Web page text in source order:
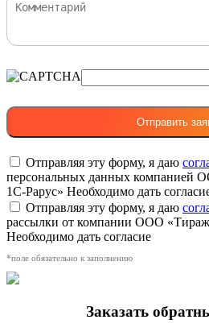
Отправляя эту форму, я даю
персональных данных компанией
1С-Рарус» Необходимо дать
Отправляя эту форму, я даю
рассылки от компании ООО
Необходимо дать согласие
*поле обязательно к заполнению
Заказать